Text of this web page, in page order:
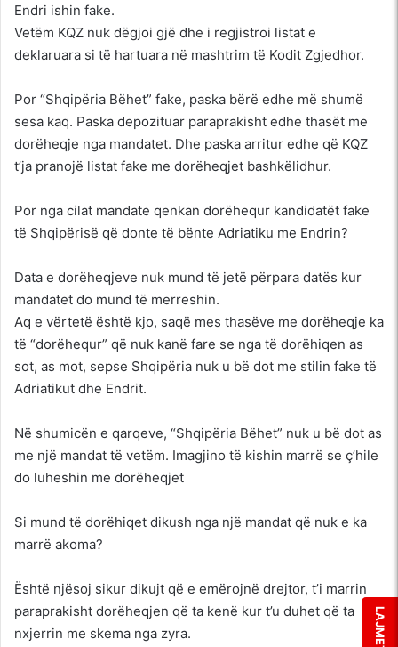
Endri ishin fake.
Vetëm KQZ nuk dëgjoi gjë dhe i regjistroi listat e
deklaruara si të hartuara në mashtrim të Kodit Zgjedhor.
Por “Shqipëria Bëhet” fake, paska bërë edhe më shumë
sesa kaq. Paska depozituar paraprakisht edhe thasët me
dorëheqje nga mandatet. Dhe paska arritur edhe që KQZ
t’ja pranojë listat fake me dorëheqjet bashkëlidhur.
Por nga cilat mandate qenkan dorëhequr kandidatët fake
të Shqipërisë që donte të bënte Adriatiku me Endrin?
Data e dorëheqjeve nuk mund të jetë përpara datës kur
mandatet do mund të merreshin.
Aq e vërtetë është kjo, saqë mes thasëve me dorëheqje ka
të “dorëhequr” që nuk kanë fare se nga të dorëhiqen as
sot, as mot, sepse Shqipëria nuk u bë dot me stilin fake të
Adriatikut dhe Endrit.
Në shumicën e qarqeve, “Shqipëria Bëhet” nuk u bë dot as
me një mandat të vetëm. Imagjino të kishin marrë se ç’hile
do luheshin me dorëheqjet
Si mund të dorëhiqet dikush nga një mandat që nuk e ka
marrë akoma?
Është njësoj sikur dikujt që e emërojnë drejtor, t’i marrin
paraprakisht dorëheqjen që ta kenë kur t’u duhet që ta
nxjerrin me skema nga zyra.